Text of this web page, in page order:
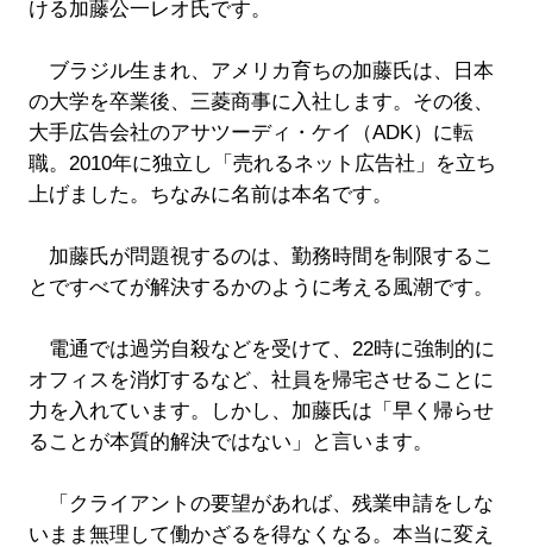
ける加藤公一レオ氏です。
ブラジル生まれ、アメリカ育ちの加藤氏は、日本
の大学を卒業後、三菱商事に入社します。その後、
大手広告会社のアサツーディ・ケイ（ADK）に転
職。2010年に独立し「売れるネット広告社」を立ち
上げました。ちなみに名前は本名です。
加藤氏が問題視するのは、勤務時間を制限するこ
とですべてが解決するかのように考える風潮です。
電通では過労自殺などを受けて、22時に強制的に
オフィスを消灯するなど、社員を帰宅させることに
力を入れています。しかし、加藤氏は「早く帰らせ
ることが本質的解決ではない」と言います。
「クライアントの要望があれば、残業申請をしな
いまま無理して働かざるを得なくなる。本当に変え